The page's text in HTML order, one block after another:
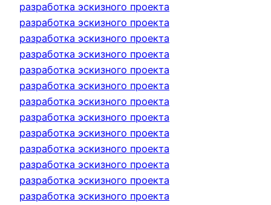
разработка эскизного проекта
разработка эскизного проекта
разработка эскизного проекта
разработка эскизного проекта
разработка эскизного проекта
разработка эскизного проекта
разработка эскизного проекта
разработка эскизного проекта
разработка эскизного проекта
разработка эскизного проекта
разработка эскизного проекта
разработка эскизного проекта
разработка эскизного проекта